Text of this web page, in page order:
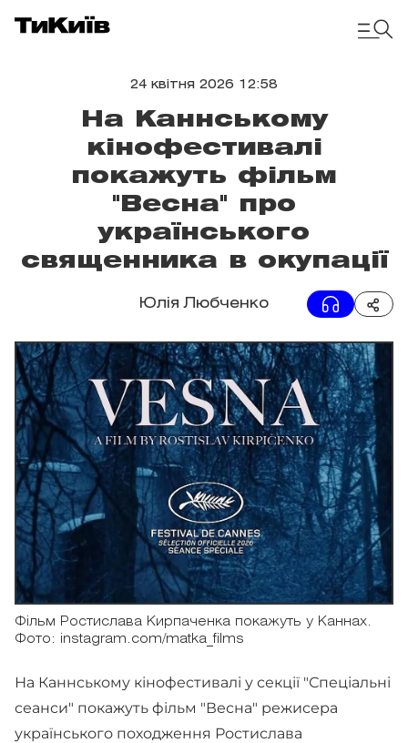
24 квітня 2026 12:58
На Каннському
кінофестивалі
покажуть фільм
"Весна" про
українського
священника в окупації
Юлія Любченко
Фільм Ростислава Кирпаченка покажуть у Каннах.
Фото: instagram.com/matka_films
На Каннському кінофестивалі у секції "Спеціальні
сеанси" покажуть фільм "Весна" режисера
українського походження Ростислава